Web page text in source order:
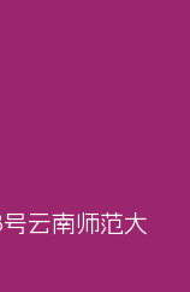
云南师范大